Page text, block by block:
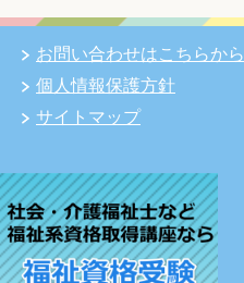
お問い合わせはこちらから
個人情報保護方針
サイトマップ